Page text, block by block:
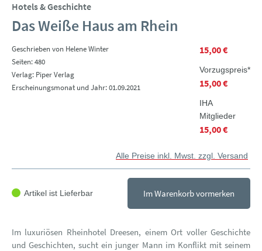
Hotels & Geschichte
Das Weiße Haus am Rhein
Geschrieben von Helene Winter
Seiten: 480
Verlag: Piper Verlag
Erscheinungsmonat und Jahr: 01.09.2021
15,00 €
Vorzugspreis*
15,00 €
IHA
Mitglieder
15,00 €
Alle Preise inkl. Mwst. zzgl. Versand
Artikel ist Lieferbar Im Warenkorb vormerken
Im luxuriösen Rheinhotel Dreesen, einem Ort voller Geschichte
und Geschichten, sucht ein junger Mann im Konflikt mit seinem